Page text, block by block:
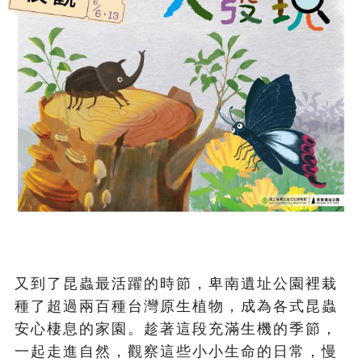
又到了昆蟲最活躍的時節，卑南遺址公園裡栽
種了超過兩百種台灣原生植物，成為各式昆蟲
安心棲息的家園。趁著這段充滿生機的季節，
一起走進自然，觀察這些小小生命的日常，慢